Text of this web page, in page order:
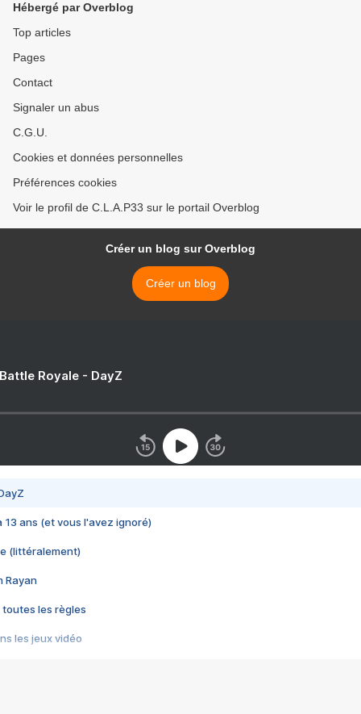
Hébergé par Overblog
Top articles
Pages
Contact
Signaler un abus
C.G.U.
Cookies et données personnelles
Préférences cookies
Voir le profil de C.L.A.P33 sur le portail Overblog
Créer un blog sur Overblog
Créer un blog
Royale - DayZ
13 ans (et vous l'avez ignoré)
(littéralement)
Rayan
toutes les règles
les jeux vidéo